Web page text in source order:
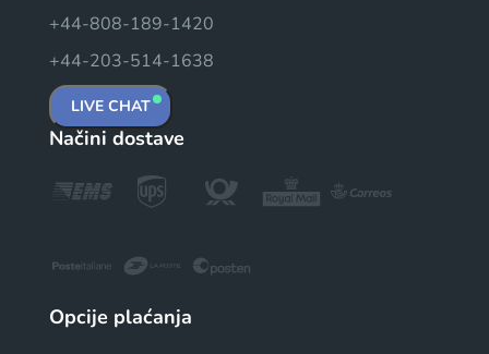
+44-808-189-1420
+44-203-514-1638
LIVE CHAT
Načini dostave
Opcije plaćanja